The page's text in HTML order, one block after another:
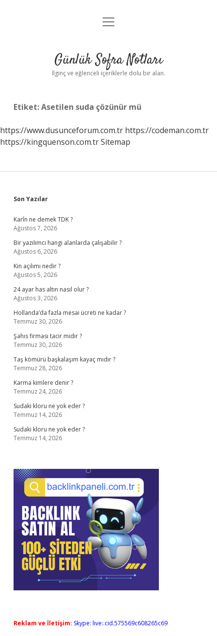
Anasayfa
Yasal Uyarı
menüyü
Günlük Sofra Notları
İlginç ve eğlenceli içeriklerle dolu bir alan.
Etiket:Asetilen suda çözünür mü
https://www.dusunceforum.com.tr https://codeman.com.tr
https://kingquenson.com.trSitemap
Sidebar
Son Yazılar
Karîn ne demek TDK ?
Ağustos 7, 2026
Bir yazılımcı hangi alanlarda çalışabilir ?
Ağustos 6, 2026
Kin açılımı nedir ?
Ağustos 5, 2026
24 ayar has altın nasıl olur ?
Ağustos 3, 2026
Hollanda’da fazla mesai ücreti ne kadar ?
Temmuz 30, 2026
Şahıs firması tacir midir ?
Temmuz 30, 2026
Taş kömürü başkalaşım kayaç mıdır ?
Temmuz 28, 2026
Karma kimlere denir ?
Temmuz 24, 2026
Sudaki kloru ne yok eder ?
Temmuz 14, 2026
Sudaki kloru ne yok eder ?
Temmuz 14, 2026
Reklam ve İletişim: Skype: live:.cid.575569c608265c69